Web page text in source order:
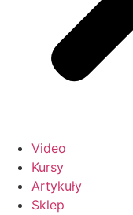
Video
Kursy
Artykuły
Sklep